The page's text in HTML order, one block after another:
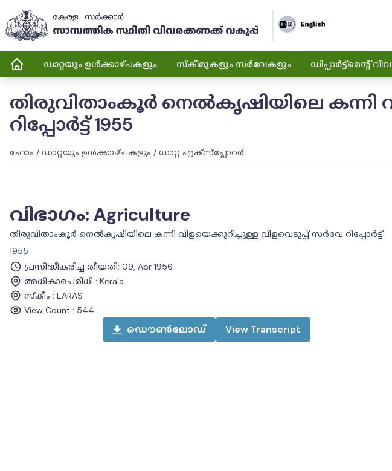
ഡാറ്റയും ഉൾക്കാഴ്ചകളും സ്കീമുകളും സർവേകളും ഡിപ്പാർട്ട്മെന്റ്
തിരുവിതാംകൂർ നെൽകൃഷിയിലെ കന്നി
റിപ്പോർട്ട് 1955
ഹോം / ഡാറ്റയും ഉൾക്കാഴ്ചകളും / ഡാറ്റ എക്സ്പ്ലോറർ
വിഭാഗം: Agriculture
തിരുവിതാംകൂർ നെൽകൃഷിയിലെ കന്നി വിളയെക്കുറിച്ചുള്ള വിളവെടുപ്പ് സർവേ റിപ്പോർട്ട്
1955
പ്രസിദ്ധീകരിച്ച തീയതി: 09, Apr 1956
അധികാരപരിധി : Kerala
സ്കീം : EARAS
View Count : 544
ഡൌൺലോഡ് View Transcript